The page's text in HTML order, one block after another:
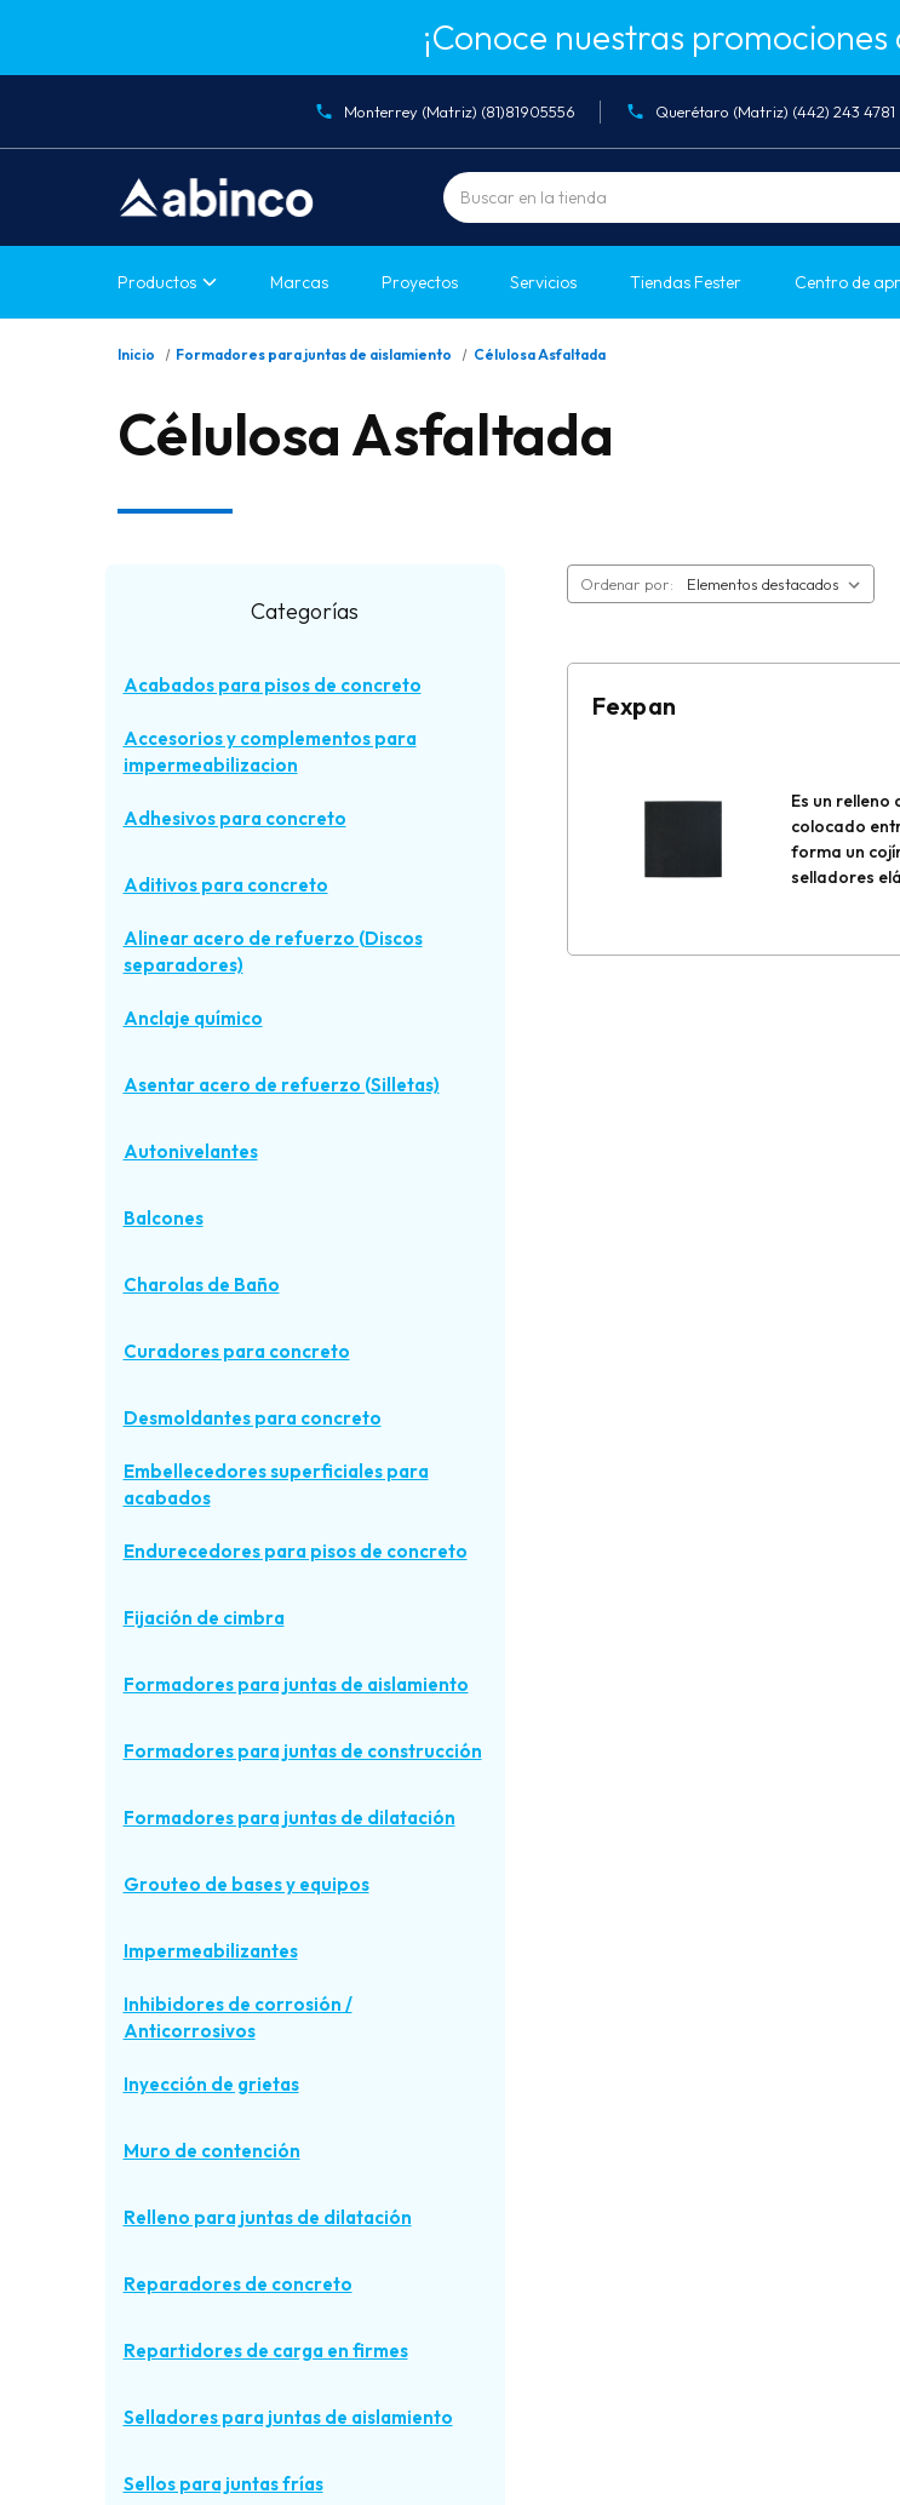
¡Conoce nuestras promociones
Monterrey (Matriz) (81)81905556 Querétaro (Matriz) (442) 243 4781
Buscar
Productos Marcas Proyectos Servicios Tiendas Fester Centro de
Inicio Formadores para juntas de aislamiento Célulosa Asfaltada
Célulosa Asfaltada
Categorías
Acabados para pisos de concreto
Accesorios y complementos para
impermeabilizacion
Adhesivos para concreto
Aditivos para concreto
Alinear acero de refuerzo (Discos
separadores)
Anclaje químico
Asentar acero de refuerzo (Silletas)
Autonivelantes
Balcones
Charolas de Baño
Curadores para concreto
Desmoldantes para concreto
Embellecedores superficiales para
acabados
Endurecedores para pisos de concreto
Fijación de cimbra
Formadores para juntas de aislamiento
Formadores para juntas de construcción
Formadores para juntas de dilatación
Grouteo de bases y equipos
Impermeabilizantes
Inhibidores de corrosión /
Anticorrosivos
Inyección de grietas
Muro de contención
Relleno para juntas de dilatación
Reparadores de concreto
Repartidores de carga en firmes
Selladores para juntas de aislamiento
Sellos para juntas frías
Ordenar por:
Fexpan
Es un
colocado
forma un
selladores